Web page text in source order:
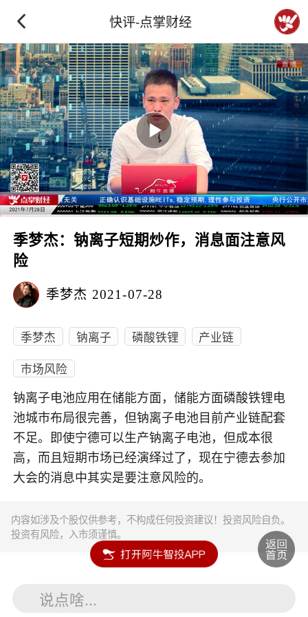
快评-点掌财经
季梦杰：钠离子短期炒作，消息面注意风
险
季梦杰 2021-07-28
季梦杰 钠离子 磷酸铁锂
产业链
市场风险
钠离子电池应用在储能方面，储能方面磷酸铁锂电
池城市布局很完善，但钠离子电池目前产业链配套
不足。即使宁德可以生产钠离子电池，但成本很
高，而且短期市场已经演绎过了，现在宁德去参加
大会的消息中其实是要注意风险的。
内容如涉及个股仅供参考，不构成任何投资建议！投资风险自负。
投资有风险，入市须谨慎。
说点啥...